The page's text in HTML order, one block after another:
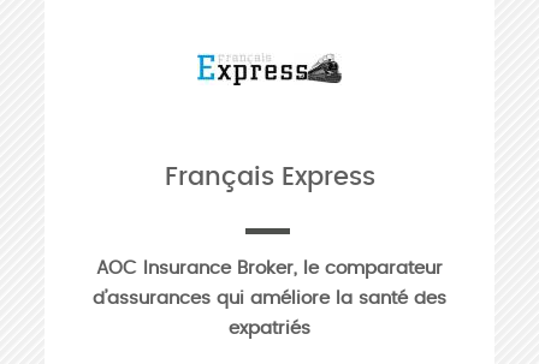
Français Express
AOC Insurance Broker, le comparateur
d’assurances qui améliore la santé des
expatriés